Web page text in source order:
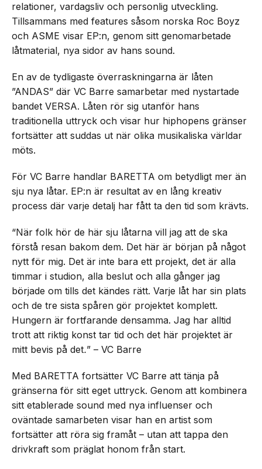
relationer, vardagsliv och personlig utveckling.
Tillsammans med features såsom norska Roc Boyz
och ASME visar EP:n, genom sitt genomarbetade
låtmaterial, nya sidor av hans sound.
En av de tydligaste överraskningarna är låten
”ANDAS” där VC Barre samarbetar med nystartade
bandet VERSA. Låten rör sig utanför hans
traditionella uttryck och visar hur hiphopens gränser
fortsätter att suddas ut när olika musikaliska världar
möts.
För VC Barre handlar BARETTA om betydligt mer än
sju nya låtar. EP:n är resultat av en lång kreativ
process där varje detalj har fått ta den tid som krävts.
“När folk hör de här sju låtarna vill jag att de ska
förstå resan bakom dem. Det här är början på något
nytt för mig. Det är inte bara ett projekt, det är alla
timmar i studion, alla beslut och alla gånger jag
började om tills det kändes rätt. Varje låt har sin plats
och de tre sista spåren gör projektet komplett.
Hungern är fortfarande densamma. Jag har alltid
trott att riktig konst tar tid och det här projektet är
mitt bevis på det.” – VC Barre
Med BARETTA fortsätter VC Barre att tänja på
gränserna för sitt eget uttryck. Genom att kombinera
sitt etablerade sound med nya influenser och
oväntade samarbeten visar han en artist som
fortsätter att röra sig framåt – utan att tappa den
drivkraft som präglat honom från start.